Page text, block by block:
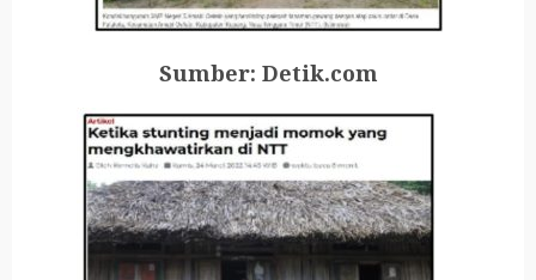
Sumber: Detik.com